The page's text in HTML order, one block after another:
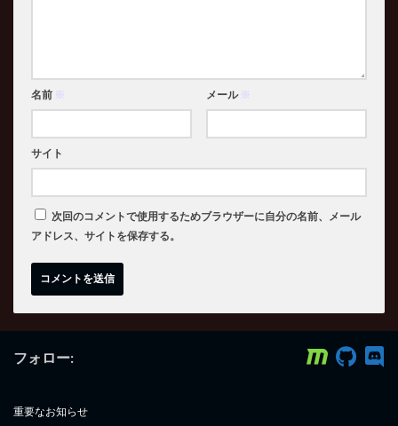
名前 ※ メール ※
サイト
次回のコメントで使用するためブラウザーに自分の名前、メール
アドレス、サイトを保存する。
フォロー:
重要なお知らせ